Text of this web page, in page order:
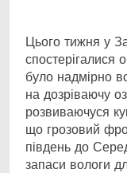
Цього тижня у
спостерігалися
було надмірно
на дозріваючу
розвиваючуся
що грозовий
південь до
запаси вологи